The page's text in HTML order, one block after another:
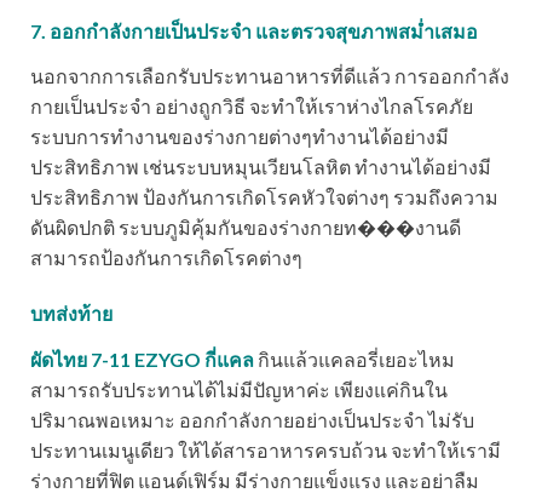
7. ออกกำลังกายเป็นประจำ และตรวจสุขภาพสม่ำเสมอ
นอกจากการเลือกรับประทานอาหารที่ดีแล้ว การออกกำลัง
กายเป็นประจำ อย่างถูกวิธี จะทำให้เราห่างไกลโรคภัย
ระบบการทำงานของร่างกายต่างๆทำงานได้อย่างมี
ประสิทธิภาพ เช่นระบบหมุนเวียนโลหิต ทำงานได้อย่างมี
ประสิทธิภาพ ป้องกันการเกิดโรคหัวใจต่างๆ รวมถึงความ
ดันผิดปกติ ระบบภูมิคุ้มกันของร่างกายท���งานดี
สามารถป้องกันการเกิดโรคต่างๆ
บทส่งท้าย
ผัดไทย 7-11 EZYGO กี่แคล กินแล้วแคลอรี่เยอะไหม
สามารถรับประทานได้ไม่มีปัญหาค่ะ เพียงแค่กินใน
ปริมาณพอเหมาะ ออกกำลังกายอย่างเป็นประจำ ไม่รับ
ประทานเมนูเดียว ให้ได้สารอาหารครบถ้วน จะทำให้เรามี
ร่างกายที่ฟิต แอนด์เฟิร์ม มีร่างกายแข็งแรง และอย่าลืม